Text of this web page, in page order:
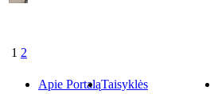
1 2
Apie PortaląTaisyklės